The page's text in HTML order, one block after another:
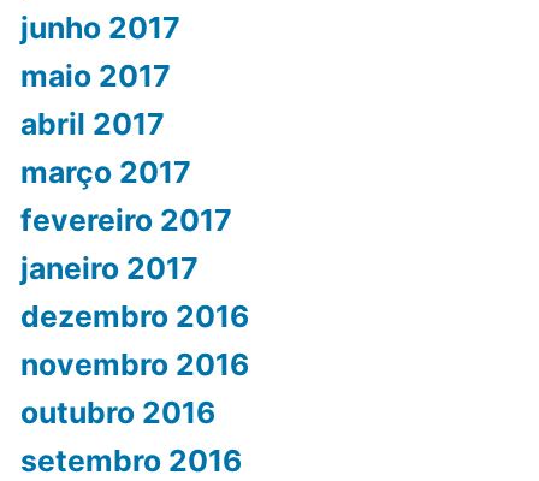
junho 2017
maio 2017
abril 2017
março 2017
fevereiro 2017
janeiro 2017
dezembro 2016
novembro 2016
outubro 2016
setembro 2016